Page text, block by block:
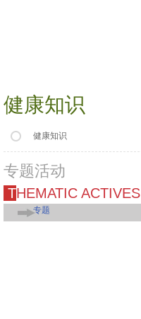
健康知识
健康知识
专题活动
THEMATIC ACTIVES
专题